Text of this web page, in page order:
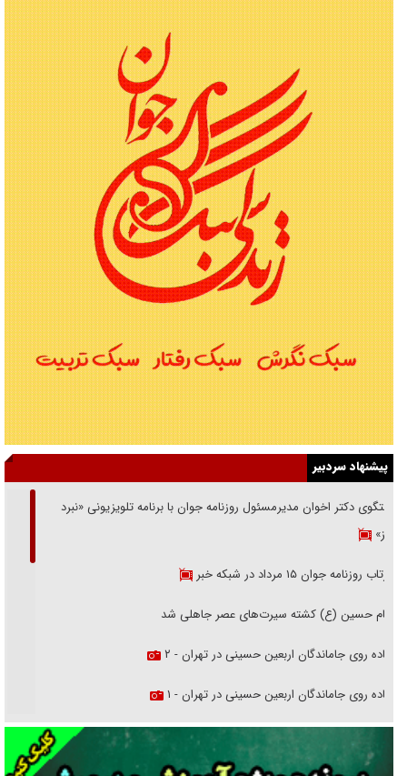
پیشنهاد سردبیر
گفتگوی دکتر اخوان مدیرمسئول روزنامه جوان با برنامه تلویزیونی «نبرد
هرمز»
بازتاب روزنامه جوان ۱۵ مرداد در شبکه خبر
امام حسین (ع) کشته سیرت‌های عصر جاهلی شد
پیاده روی جاماندگان اربعین حسینی در تهران - ۲
پیاده روی جاماندگان اربعین حسینی در تهران - ۱
فریاد‌ها و ناله‌های دوستان مبارزدلم را آتش می‌زد